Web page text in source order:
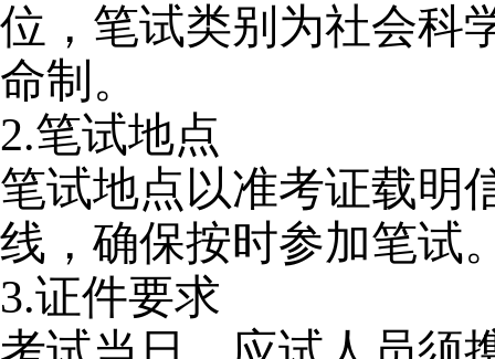
位，笔试类别为社会科
命制。
2.笔试地点
笔试地点以准考证载明
线，确保按时参加笔试
3.证件要求